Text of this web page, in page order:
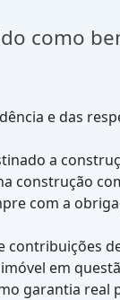
como
e das
a
construção
com a
em
garantia